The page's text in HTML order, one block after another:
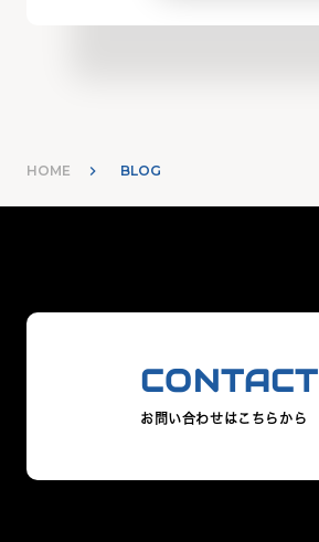
HOME BLOG
CONTACT
お問い合わせはこちらから